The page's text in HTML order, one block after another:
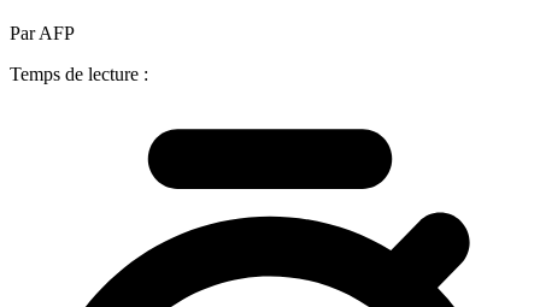
Par AFP
Temps de lecture :